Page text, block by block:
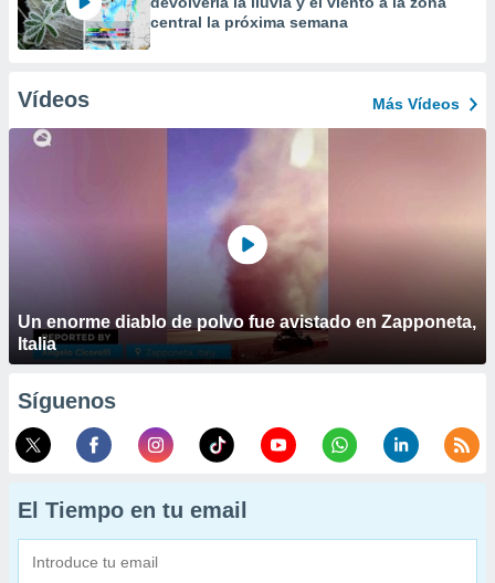
central la próxima semana
Vídeos Más Vídeos
Un enorme diablo de polvo fue avistado en Zapponeta,
Italia
Síguenos
El Tiempo en tu email